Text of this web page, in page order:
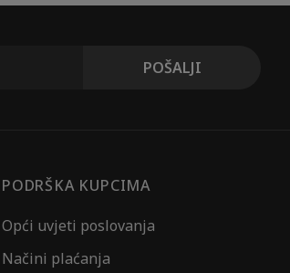
PODRŠKA KUPCIMA
Opći uvjeti poslovanja
Načini plaćanja